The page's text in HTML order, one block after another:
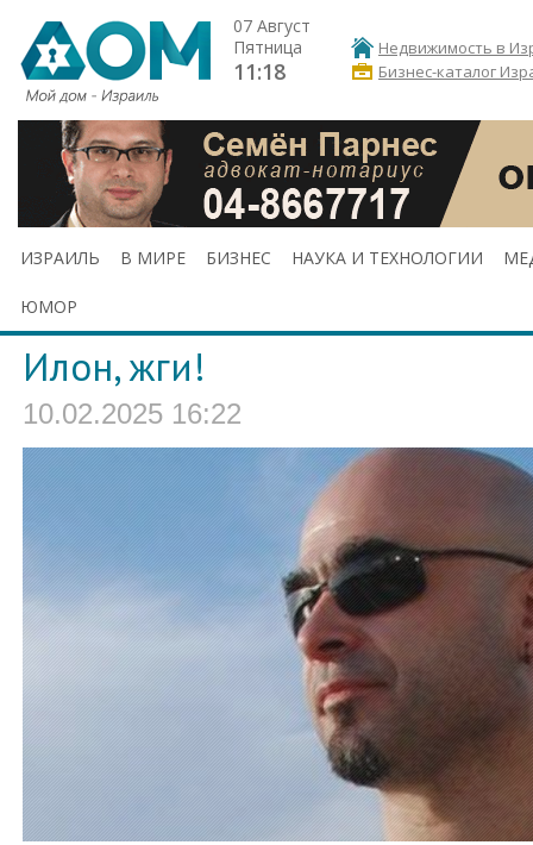
07 Август
Пятница
11:18
Недвижимость в
Бизнес-каталог
ИЗРАИЛЬ В МИРЕ БИЗНЕС НАУКА И ТЕХНОЛОГИИ
ЮМОР
Илон, жги!
10.02.2025 16:22